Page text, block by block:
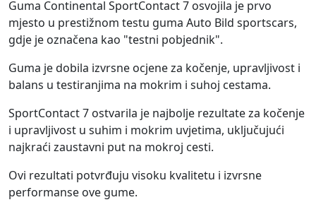
Guma Continental SportContact 7 osvojila je prvo
mjesto u prestižnom testu guma Auto Bild sportscars,
gdje je označena kao "testni pobjednik".
Guma je dobila izvrsne ocjene za kočenje, upravljivost i
balans u testiranjima na mokrim i suhoj cestama.
SportContact 7 ostvarila je najbolje rezultate za kočenje
i upravljivost u suhim i mokrim uvjetima, uključujući
najkraći zaustavni put na mokroj cesti.
Ovi rezultati potvrđuju visoku kvalitetu i izvrsne
performanse ove gume.